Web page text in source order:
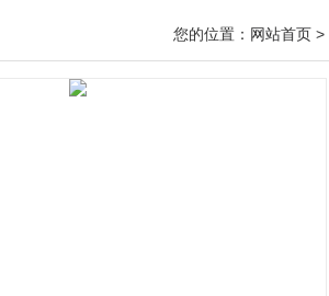
您的位置： 网站首页 >